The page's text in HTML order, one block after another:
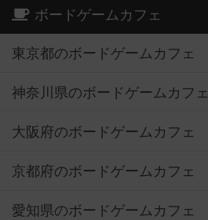
ボードゲームカフェ
東京都のボードゲームカフェ
神奈川県のボードゲームカフェ
大阪府のボードゲームカフェ
京都府のボードゲームカフェ
愛知県のボードゲームカフェ